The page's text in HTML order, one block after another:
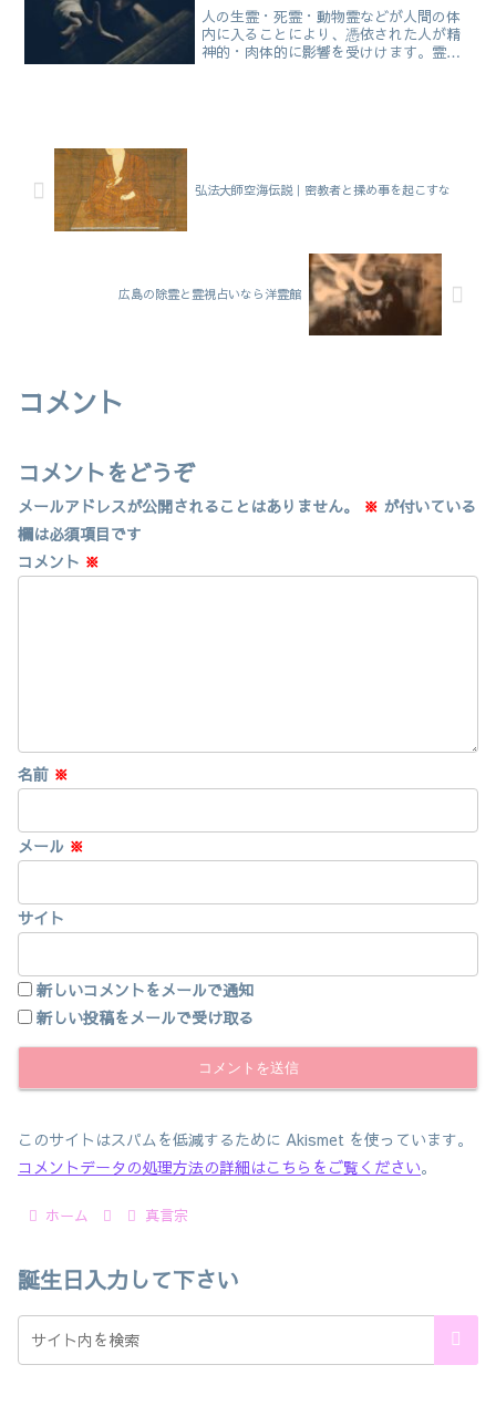
人の生霊・死霊・動物霊などが人間の体
内に入ることにより、憑依された人が精
神的・肉体的に影響を受けけます。霊体
弘法大師空海伝説｜密教者と揉め事を起こすな
広島の除霊と霊視占いなら洋霊館
コメント
コメントをどうぞ
メールアドレスが公開されることはありません。 ※ が付いている
欄は必須項目です
コメント ※
名前 ※
メール ※
サイト
新しいコメントをメールで通知
新しい投稿をメールで受け取る
このサイトはスパムを低減するために Akismet を使っています。
コメントデータの処理方法の詳細はこちらをご覧ください。
ホーム 真言宗
誕生日入力して下さい